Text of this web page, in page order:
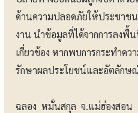
ด้านความปลอดภัยให้ประชาช
งาน นำข้อมูลที่ได้จากการลงพื้
เกี่ยวข้อง หากพบการกระทำค
รักษาผลประโยชน์และอัตลักษ
ฉลอง หมั่นสกุล จ.แม่ฮ่องสอน